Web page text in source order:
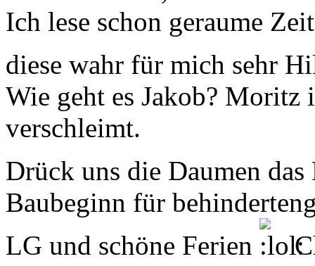
Ich lese schon geraume
diese wahr für mich sehr
Wie geht es Jakob? Moritz
verschleimt.
Drück uns die Daumen
Baubeginn für
LG und schöne Ferien